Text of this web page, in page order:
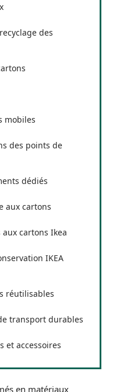
des
mobiles
des points de
dédiés
aux cartons
cartons Ikea
IKEA
réutilisables
transport durables
et accessoires
en matériaux